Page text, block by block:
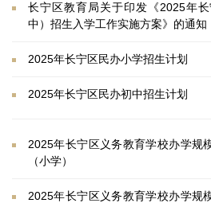
长宁区教育局关于印发《2025年
中）招生入学工作实施方案》的通知
2025年长宁区民办小学招生计划
2025年长宁区民办初中招生计划
2025年长宁区义务教育学校办学规
（小学）
2025年长宁区义务教育学校办学规